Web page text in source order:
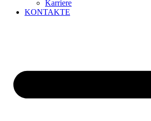
Karriere
KONTAKTE